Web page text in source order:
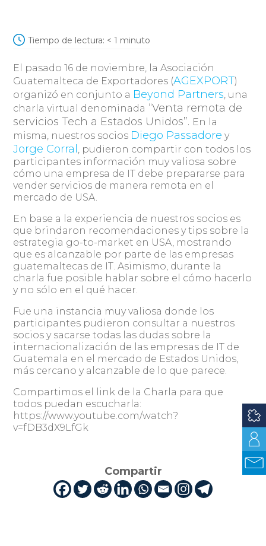
Tiempo de lectura: < 1 minuto
El pasado 16 de noviembre, la Asociación
Guatemalteca de Exportadores (AGEXPORT)
organizó en conjunto a Beyond Partners, una
charla virtual denominada “Venta remota de
servicios Tech a Estados Unidos”. En la
misma, nuestros socios Diego Passadore y
Jorge Corral , pudieron compartir con todos los
participantes información muy valiosa sobre
cómo una empresa de IT debe prepararse para
vender servicios de manera remota en el
mercado de USA.
En base a la experiencia de nuestros socios es
que brindaron recomendaciones y tips sobre la
estrategia go-to-market en USA, mostrando
que es alcanzable por parte de las empresas
guatemaltecas de IT. Asimismo, durante la
charla fue posible hablar sobre el cómo hacerlo
y no sólo en el qué hacer.
Fue una instancia muy valiosa donde los
participantes pudieron consultar a nuestros
socios y sacarse todas las dudas sobre la
internacionalización de las empresas de IT de
Guatemala en el mercado de Estados Unidos,
más cercano y alcanzable de lo que parece.
Compartimos el link de la Charla para que
todos puedan escucharla:
https://www.youtube.com/watch?
v=fDB3dX9LfGk
Compartir